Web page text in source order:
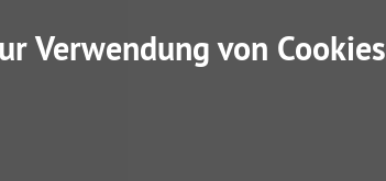
Verwendung von Cookies